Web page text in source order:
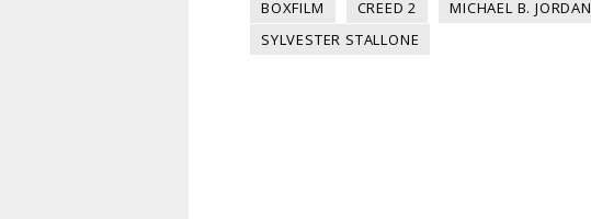
BOXFILM CREED 2 MICHAEL B. JORDAN
SYLVESTER STALLONE